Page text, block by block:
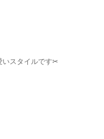
いスタイルです✂︎